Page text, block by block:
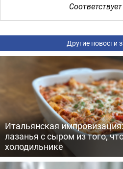
Соответствует
Другие новости
Итальянская
лазанья с сыром из того,
холодильнике